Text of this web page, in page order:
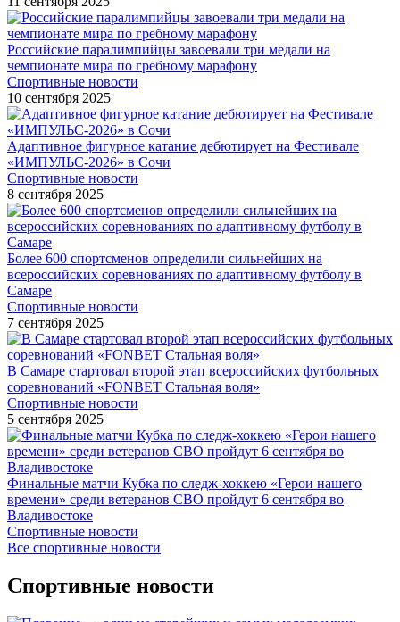
Российские паралимпийцы завоевали три медали на
чемпионате мира по гребному марафону
Спортивные новости
10 сентября 2025
Адаптивное фигурное катание дебютирует на Фестивале
«ИМПУЛЬС-2026» в Сочи
Спортивные новости
8 сентября 2025
Более 600 спортсменов определили сильнейших на
всероссийских соревнованиях по адаптивному футболу в
Самаре
Спортивные новости
7 сентября 2025
В Самаре стартовал второй этап всероссийских футбольных
соревнований «FONBET Стальная воля»
Спортивные новости
5 сентября 2025
Финальные матчи Кубка по следж-хоккею «Герои нашего
времени» среди ветеранов СВО пройдут 6 сентября во
Владивостоке
Спортивные новости
Все спортивные новости
Спортивные новости